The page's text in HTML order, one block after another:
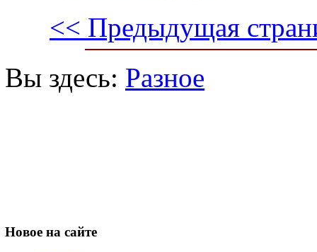
<< Предыдущая
Вы здесь: Разное
Новое на сайте